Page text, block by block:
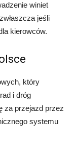
winiet
jeśli
kierowców.
który
i dróg
za przejazd przez
systemu